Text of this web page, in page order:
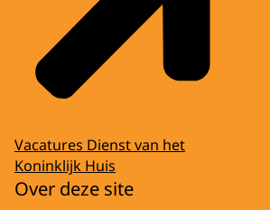
Vacatures Dienst van het
Koninklijk Huis
Over deze site